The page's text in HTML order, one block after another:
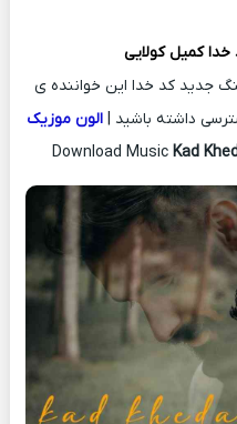
خداکمیل کولایی
جدید کد خدا این خواننده ی
داشته باشید |الون موزیک
Download Music Kad